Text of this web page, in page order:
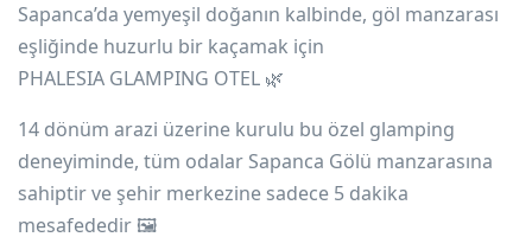
Sapanca’da yemyeşil doğanın kalbinde, göl manzarası
eşliğinde huzurlu bir kaçamak için
PHALESIA GLAMPING OTEL 🌿
14 dönüm arazi üzerine kurulu bu özel glamping
deneyiminde, tüm odalar Sapanca Gölü manzarasına
sahiptir ve şehir merkezine sadece 5 dakika
mesafededir 🖼️